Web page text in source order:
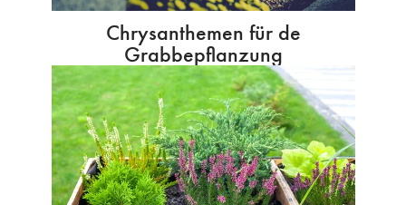
Chrysanthemen für de
Grabbepflanzung